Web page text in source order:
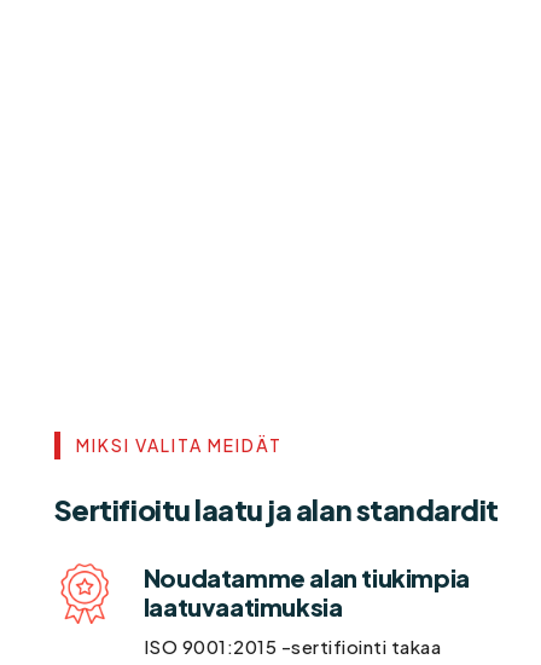
MIKSI VALITA MEIDÄT
Sertifioitu laatu ja alan standardit
Noudatamme alan tiukimpia
laatuvaatimuksia
ISO 9001:2015 -sertifiointi takaa